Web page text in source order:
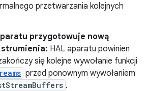
przetwarzania kolejnych
przygotowuje nową
HAL aparatu powinien
się kolejne wywołanie funkcji
przed ponownym wywołaniem
.